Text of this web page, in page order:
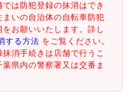
は防犯登録の抹消はでき
いの自治体の自転車防犯
お願いいたします。詳し
する方法 をご覧ください。
消手続きは店舗で行うこ
県内の警察署又は交番ま